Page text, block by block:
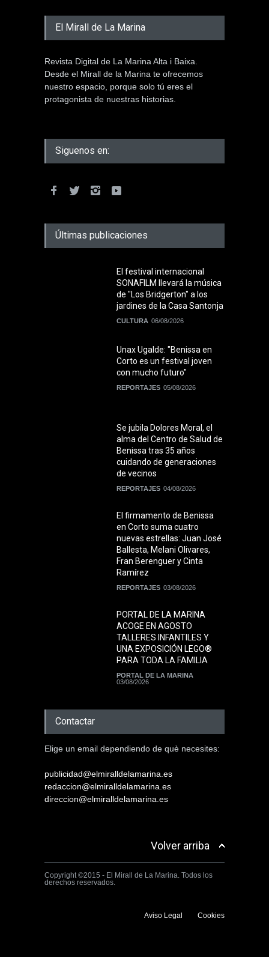
El Mirall de La Marina
Revista Digital de La Marina Alta i Baixa.
Desde el Mirall de la Marina te ofrecemos
nuestro espacio, porque solo tú eres el
protagonista de nuestras historias.
Siguenos en:
Últimas publicaciones
El festival internacional
SONAFILM llevará la música
de "Los Bridgerton" a los
jardines de la Casa Santonja
CULTURA 06/08/2026
Unax Ugalde: "Benissa en
Corto es un festival joven
con mucho futuro"
REPORTAJES 05/08/2026
Se jubila Dolores Moral, el
alma del Centro de Salud de
Benissa tras 35 años
cuidando de generaciones
de vecinos
REPORTAJES 04/08/2026
El firmamento de Benissa
en Corto suma cuatro
nuevas estrellas: Juan José
Ballesta, Melani Olivares,
Fran Berenguer y Cinta
Ramírez
REPORTAJES 03/08/2026
PORTAL DE LA MARINA
ACOGE EN AGOSTO
TALLERES INFANTILES Y
UNA EXPOSICIÓN LEGO®
PARA TODA LA FAMILIA
PORTAL DE LA MARINA
03/08/2026
Contactar
Elige un email dependiendo de què necesites:
publicidad@elmiralldelamarina.es
redaccion@elmiralldelamarina.es
direccion@elmiralldelamarina.es
Volver arriba
Copyright ©2015 - El Mirall de La Marina. Todos los
derechos reservados.
Aviso Legal Cookies